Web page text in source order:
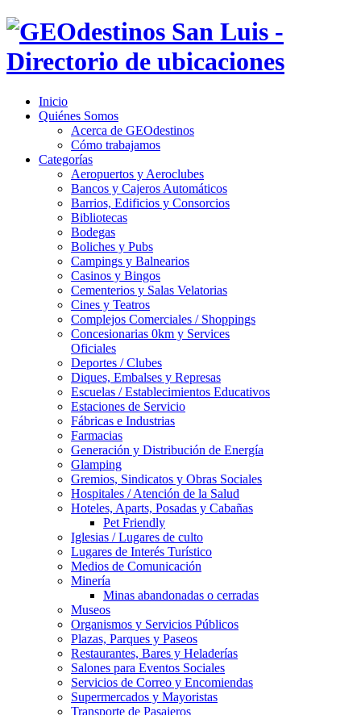
Inicio
Quiénes Somos
Acerca de GEOdestinos
Cómo trabajamos
Categorías
Aeropuertos y Aeroclubes
Bancos y Cajeros Automáticos
Barrios, Edificios y Consorcios
Bibliotecas
Bodegas
Boliches y Pubs
Campings y Balnearios
Casinos y Bingos
Cementerios y Salas Velatorias
Cines y Teatros
Complejos Comerciales / Shoppings
Concesionarias 0km y Services
Oficiales
Deportes / Clubes
Diques, Embalses y Represas
Escuelas / Establecimientos Educativos
Estaciones de Servicio
Fábricas e Industrias
Farmacias
Generación y Distribución de Energía
Glamping
Gremios, Sindicatos y Obras Sociales
Hospitales / Atención de la Salud
Hoteles, Aparts, Posadas y Cabañas
Pet Friendly
Iglesias / Lugares de culto
Lugares de Interés Turístico
Medios de Comunicación
Minería
Minas abandonadas o cerradas
Museos
Organismos y Servicios Públicos
Plazas, Parques y Paseos
Restaurantes, Bares y Heladerías
Salones para Eventos Sociales
Servicios de Correo y Encomiendas
Supermercados y Mayoristas
Transporte de Pasajeros